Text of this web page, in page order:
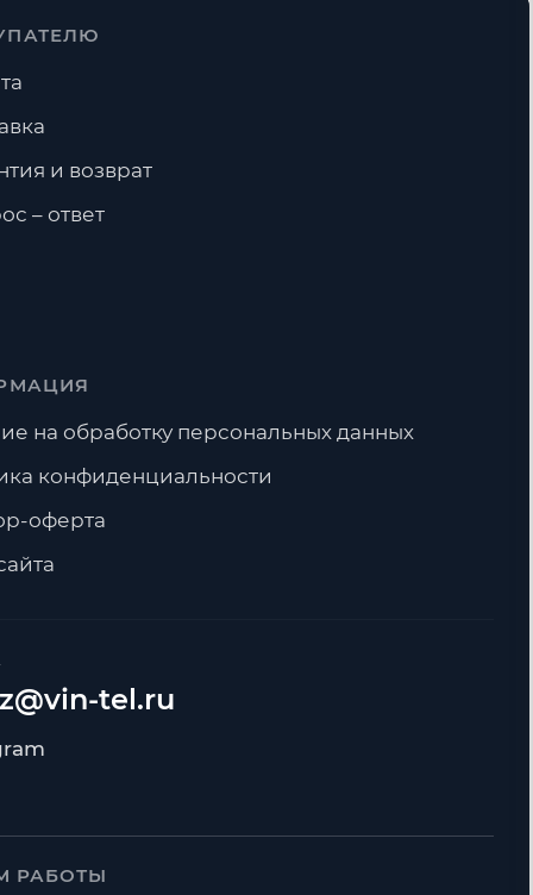
tel.ru
РАБОТЫ
и возврат
– ответ
на обработку персональных данных
конфиденциальности
оферта